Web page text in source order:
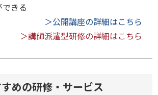
きる
＞公開講座の詳細はこちら
＞講師派遣型研修の詳細はこちら
めの研修・サービス